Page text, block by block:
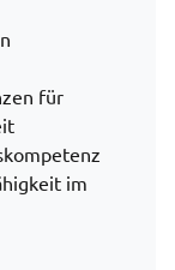
für
im